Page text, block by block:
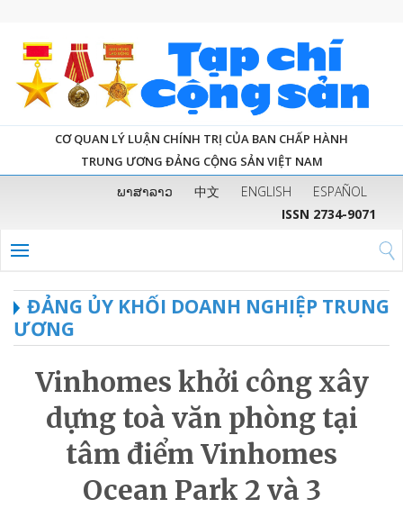
CƠ QUAN LÝ LUẬN CHÍNH TRỊ CỦA BAN CHẤP HÀNH
TRUNG ƯƠNG ĐẢNG CỘNG SẢN VIỆT NAM
ພາສາລາວ 中文 ENGLISH
ESPAÑOL
ISSN 2734-9071
ĐẢNG ỦY KHỐI DOANH NGHIỆP TRUNG
ƯƠNG
Vinhomes khởi công xây
dựng toà văn phòng tại
tâm điểm Vinhomes
Ocean Park 2 và 3